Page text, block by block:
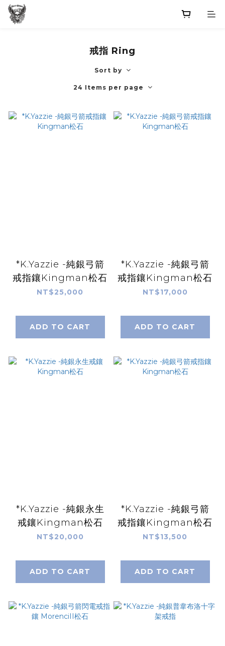
戒指 Ring
Sort by
24 Items per page
*K.Yazzie -純銀弓箭
戒指鑲Kingman松石
NT$25,000
ADD TO CART
*K.Yazzie -純銀弓箭
戒指鑲Kingman松石
NT$17,000
ADD TO CART
*K.Yazzie -純銀永生
戒鑲Kingman松石
NT$20,000
ADD TO CART
*K.Yazzie -純銀弓箭
戒指鑲Kingman松石
NT$13,500
ADD TO CART